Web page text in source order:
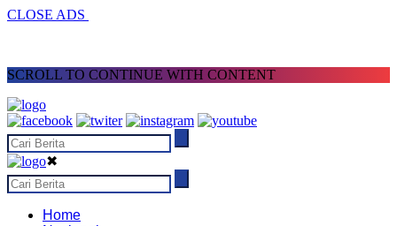
CLOSE ADS
SCROLL TO CONTINUE WITH CONTENT
✖
Home